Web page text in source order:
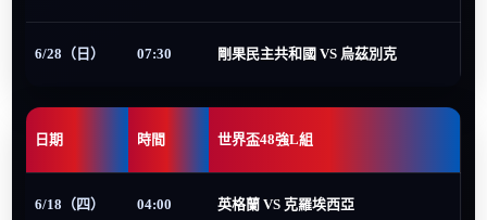
6/28（日） 07:30 剛果民主共和國 VS 烏茲別克
日期 時間 世界盃48強L組
6/18（四） 04:00 英格蘭 VS 克羅埃西亞